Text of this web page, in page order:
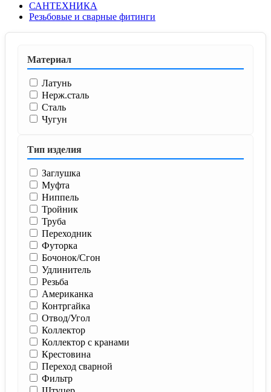
САНТЕХНИКА
Резьбовые и сварные фитинги
Материал
Латунь
Нерж.сталь
Сталь
Чугун
Тип изделия
Заглушка
Муфта
Ниппель
Тройник
Труба
Переходник
Футорка
Бочонок/Сгон
Удлинитель
Резьба
Американка
Контргайка
Отвод/Угол
Коллектор
Коллектор с кранами
Крестовина
Переход сварной
Фильтр